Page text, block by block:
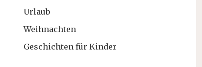
Urlaub
Weihnachten
Geschichten für Kinder